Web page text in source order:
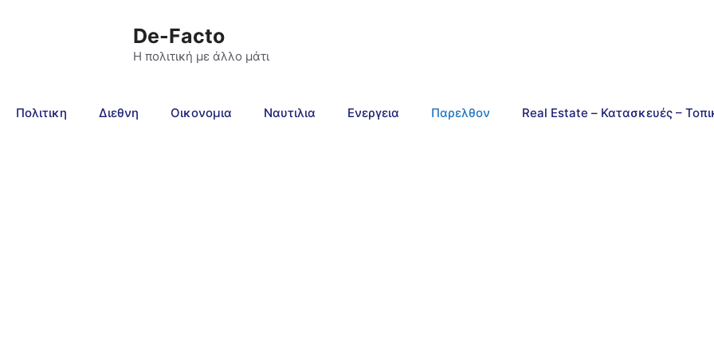
De-Facto
Η πολιτική με άλλο μάτι
Πολιτικη Διεθνη Οικονομια Ναυτιλια Ενεργεια Παρελθον Real Estate – Κατασκευές –